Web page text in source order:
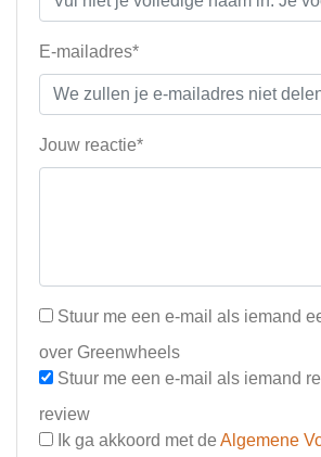
E-mailadres*
Jouw reactie*
Stuur me een e-mail als iemand
over Greenwheels
Stuur me een e-mail als iemand
review
Ik ga akkoord met de Algemene